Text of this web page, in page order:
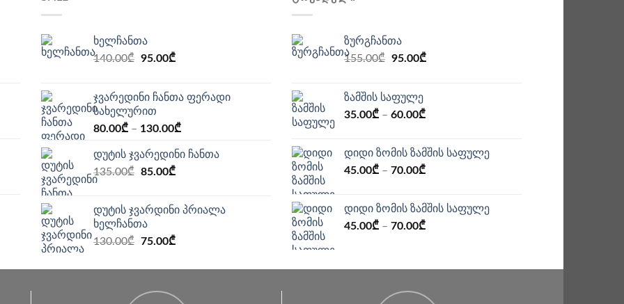
ხელჩანთა
140.00₾ Original
140.00₾.
95.00₾Current
95.00₾.
ჯვარედინი ჩანთა ფერადი
სახელურით
80.00₾ – 130.00₾
დუტის ჯვარედინი ჩანთა
135.00₾ Original
135.00₾.
85.00₾Current
85.00₾.
დუტის ჯვარდინი პრიალა
ხელჩანთა
130.00₾ Original
was:
75.00₾Current
is:
ზურგჩანთა
155.00₾ Original
155.00₾.
95.00₾Current
ზამშის საფულე
35.00₾ – 60.00₾
დიდი ზომის ზამშის საფულე
45.00₾ – 70.00₾
დიდი ზომის ზამშის საფულე
45.00₾ – 70.00₾